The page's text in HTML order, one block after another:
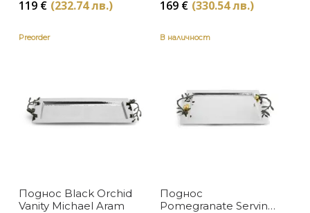
119 € (232.74 лв.) 169 € (330.54 лв.)
Preorder
Поднос Black Orchid
Vanity Michael Aram
В наличност
Поднос
Pomegranate Serving